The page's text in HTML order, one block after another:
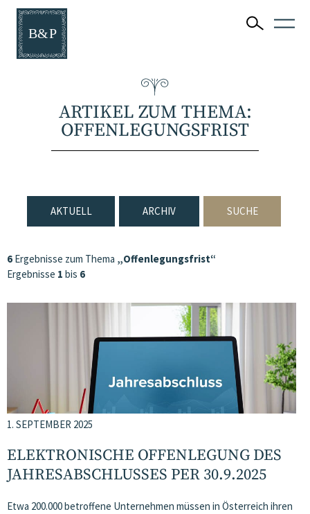
ARTIKEL ZUM THEMA:
OFFENLEGUNGSFRIST
AKTUELL ARCHIV SUCHE
6 Ergebnisse zum Thema „Offenlegungsfrist“
Ergebnisse 1 bis 6
1. SEPTEMBER 2025
ELEKTRONISCHE OFFENLEGUNG DES
JAHRESABSCHLUSSES PER 30.9.2025
Etwa 200.000 betroffene Unternehmen müssen in Österreich ihren